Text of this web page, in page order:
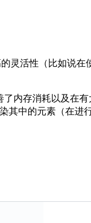
灵活性（比如说
内存消耗以及在
其中的元素（在进